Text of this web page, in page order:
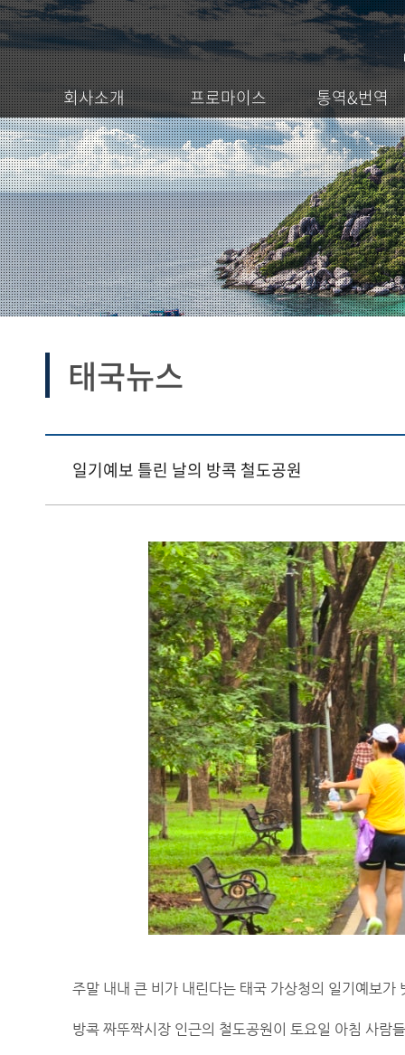
회사소개 프로마이스 통역&번역
태국뉴스
일기예보 틀린 날의 방콕 철도공원
주말 내내 큰 비가 내린다는 태국 가상청의 일기예보가
방콕 짜뚜짝시장 인근의 철도공원이 토요일 아침 사람